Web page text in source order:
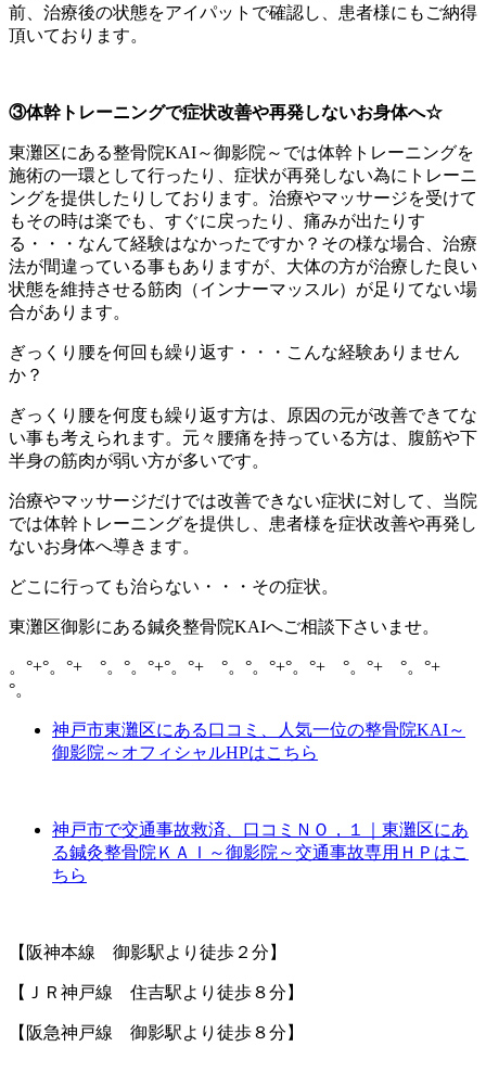
前、治療後の状態をアイパットで確認し、患者様にもご納得
頂いております。
③体幹トレーニングで症状改善や再発しないお身体へ☆
東灘区にある整骨院KAI～御影院～では体幹トレーニングを
施術の一環として行ったり、症状が再発しない為にトレーニ
ングを提供したりしております。治療やマッサージを受けて
もその時は楽でも、すぐに戻ったり、痛みが出たりす
る・・・なんて経験はなかったですか？その様な場合、治療
法が間違っている事もありますが、大体の方が治療した良い
状態を維持させる筋肉（インナーマッスル）が足りてない場
合があります。
ぎっくり腰を何回も繰り返す・・・こんな経験ありません
か？
ぎっくり腰を何度も繰り返す方は、原因の元が改善できてな
い事も考えられます。元々腰痛を持っている方は、腹筋や下
半身の筋肉が弱い方が多いです。
治療やマッサージだけでは改善できない症状に対して、当院
では体幹トレーニングを提供し、患者様を症状改善や再発し
ないお身体へ導きます。
どこに行っても治らない・・・その症状。
東灘区御影にある鍼灸整骨院KAIへご相談下さいませ。
。°+°。°+ °。°。°+°。°+ °。°。°+°。°+ °。°+ °。°+
°。
神戸市東灘区にある口コミ、人気一位の整骨院KAI～
御影院～オフィシャルHPはこちら
神戸市で交通事故救済、口コミＮＯ，１｜東灘区にあ
る鍼灸整骨院ＫＡＩ～御影院～交通事故専用ＨＰはこ
ちら
【阪神本線 御影駅より徒歩２分】
【ＪＲ神戸線 住吉駅より徒歩８分】
【阪急神戸線 御影駅より徒歩８分】